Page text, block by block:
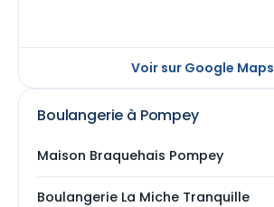
Voir sur Google Maps
Boulangerie à Pompey
Maison Braquehais Pompey
Boulangerie La Miche Tranquille